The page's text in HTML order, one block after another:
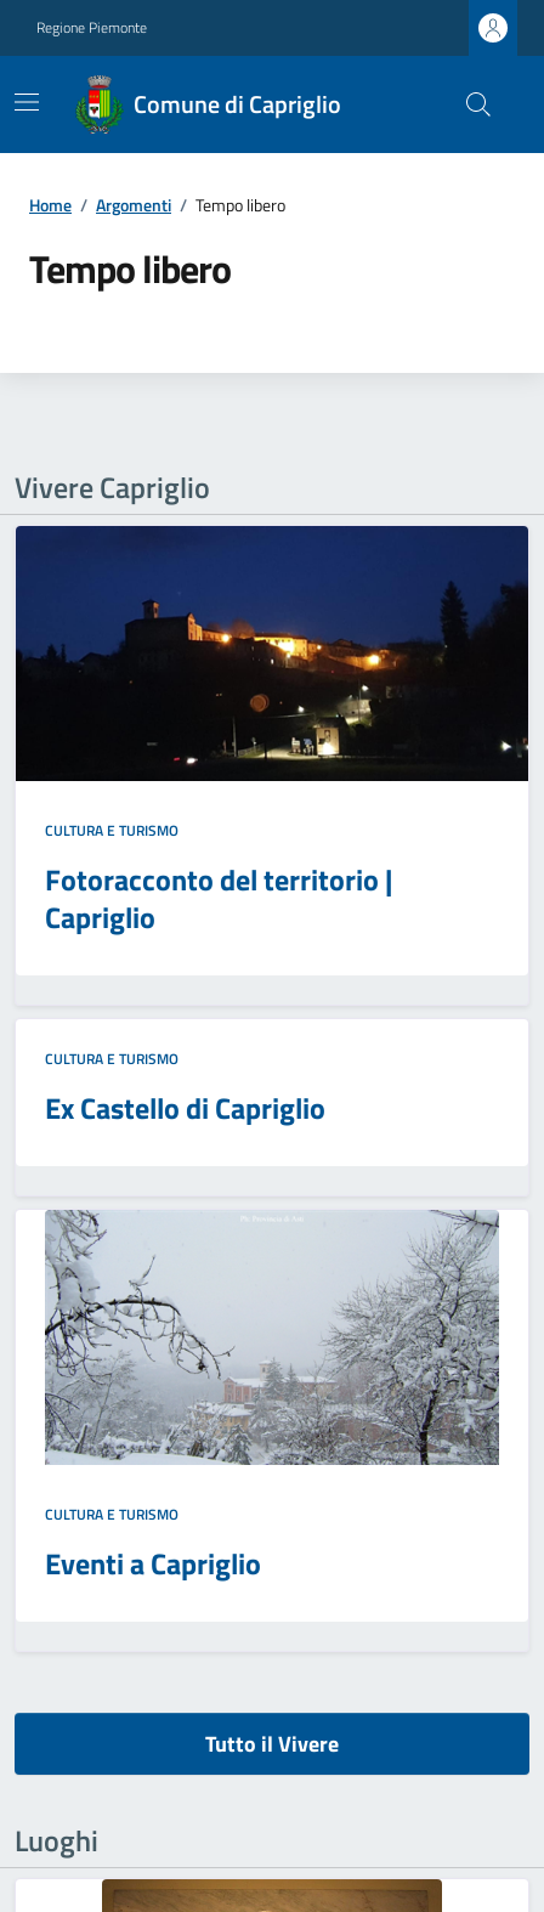
Regione Piemonte
Comune di Capriglio
Home / Argomenti / Tempo libero
Tempo libero
Vivere Capriglio
CULTURA E TURISMO
Fotoracconto del territorio |
Capriglio
CULTURA E TURISMO
Ex Castello di Capriglio
CULTURA E TURISMO
Eventi a Capriglio
Tutto il Vivere
Luoghi